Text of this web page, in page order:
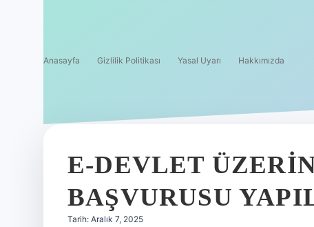
Anasayfa Gizlilik Politikası Yasal Uyarı Hakkımızda
E-DEVLET
BAŞVURUSU
Tarih: Aralık 7, 2025